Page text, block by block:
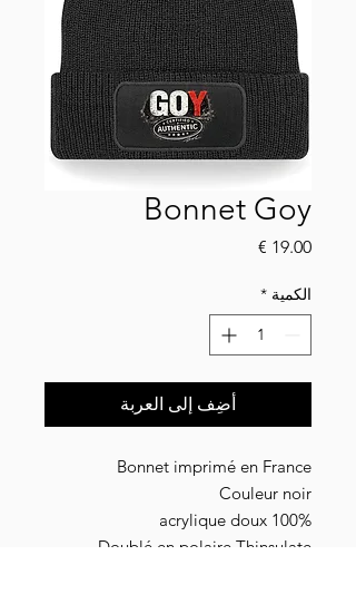
Bonnet Goy
السعر
الكمية *
أضِف إلى العربة
Bonnet imprimé en France
Couleur noir
100% acrylique doux
Doublé en polaire Thinsulate